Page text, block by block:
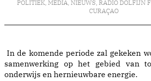
POLITIEK, MEDIA, NIEUWS, RADIO DOLFIJN
CURAÇAO
In de komende periode zal gekeken
samenwerking op het gebied van
onderwijs en hernieuwbare energie.